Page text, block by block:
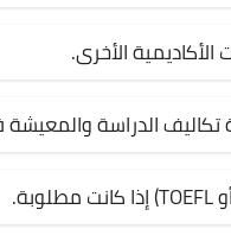
الأخرى.
تكاليف الدراسة